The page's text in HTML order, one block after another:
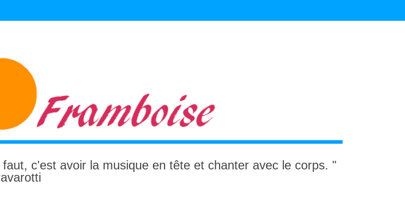
c'est avoir la musique en tête et chanter avec le corps. "